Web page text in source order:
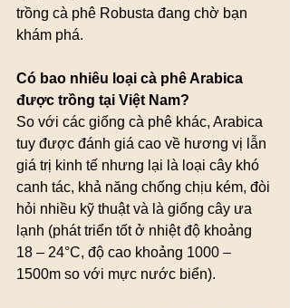
trồng cà phê Robusta đang chờ bạn
khám phá.
Có bao nhiêu loại cà phê Arabica
được trồng tại Việt Nam?
So với các giống cà phê khác, Arabica
tuy được đánh giá cao về hương vị lẫn
giá trị kinh tế nhưng lại là loại cây khó
canh tác, khả năng chống chịu kém, đòi
hỏi nhiều kỹ thuật và là giống cây ưa
lạnh (phát triển tốt ở nhiệt độ khoảng
18 – 24°C, độ cao khoảng 1000 –
1500m so với mực nước biển).